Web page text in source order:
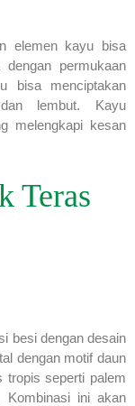
elemen kayu bisa
permukaan
bisa menciptakan
lembut. Kayu
melengkapi kesan
Teras
besi dengan desain
dengan motif daun
tropis seperti palem
Kombinasi ini akan